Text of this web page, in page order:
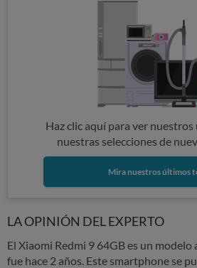
Haz clic aquí para ver
nuestras selecciones de
Mira nuestros últimos
LA OPINIÓN DEL EXPERTO
El Xiaomi Redmi 9 64GB es un
fue hace 2 años. Este smartphone se